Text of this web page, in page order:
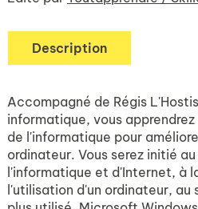
Description
Accompagné de Régis
informatique, vous
de l'informatique pour
ordinateur. Vous serez initié
l'informatique et d'Internet, à
l'utilisation d'un ordinateur,